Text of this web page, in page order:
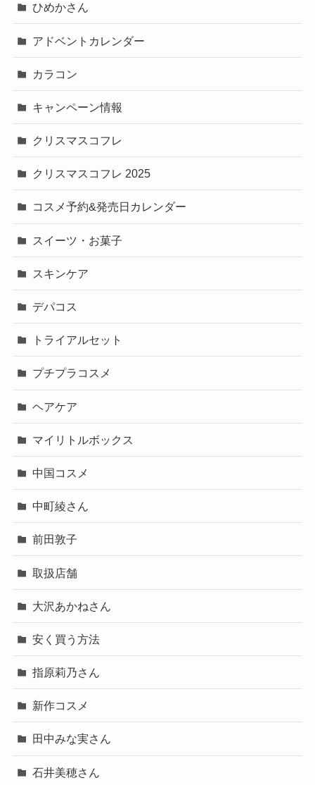
ひめかさん
アドベントカレンダー
カラコン
キャンペーン情報
クリスマスコフレ
クリスマスコフレ 2025
コスメ予約&発売日カレンダー
スイーツ・お菓子
スキンケア
デパコス
トライアルセット
プチプラコスメ
ヘアケア
マイリトルボックス
中国コスメ
中町綾さん
前田敦子
取扱店舗
大沢あかねさん
安く買う方法
指原莉乃さん
新作コスメ
田中みな実さん
石井美穂さん